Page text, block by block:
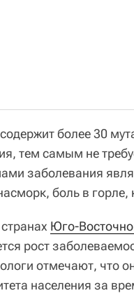
более 30
тем самым не
заболевания
боль в
Юго-
рост
отмечают, что
населения за